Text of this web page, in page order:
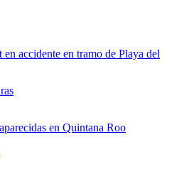
accidente en tramo de Playa del
en Quintana Roo